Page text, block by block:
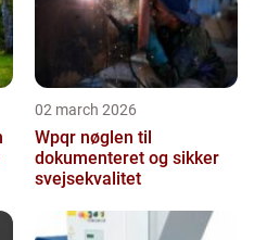
02 march 2026
Wpqr nøglen til
dokumenteret og sikker
svejsekvalitet